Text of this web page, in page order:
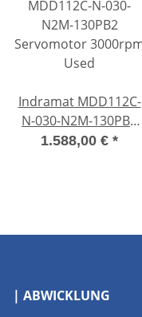
Indramat MDD112C-
N-030-N2M-130PB2
Servomotor 3000rpm
1.588,00 € *
| ABWICKLUNG